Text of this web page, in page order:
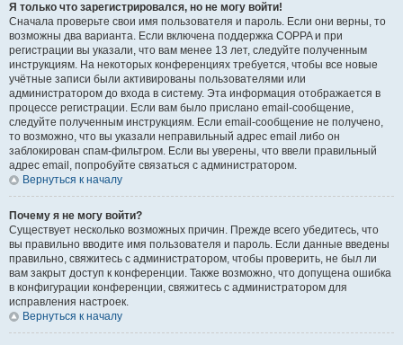
Я только что зарегистрировался, но не могу войти!
Сначала проверьте свои имя пользователя и пароль. Если они верны, то
возможны два варианта. Если включена поддержка COPPA и при
регистрации вы указали, что вам менее 13 лет, следуйте полученным
инструкциям. На некоторых конференциях требуется, чтобы все новые
учётные записи были активированы пользователями или
администратором до входа в систему. Эта информация отображается в
процессе регистрации. Если вам было прислано email-сообщение,
следуйте полученным инструкциям. Если email-сообщение не получено,
то возможно, что вы указали неправильный адрес email либо он
заблокирован спам-фильтром. Если вы уверены, что ввели правильный
адрес email, попробуйте связаться с администратором.
Вернуться к началу
Почему я не могу войти?
Существует несколько возможных причин. Прежде всего убедитесь, что
вы правильно вводите имя пользователя и пароль. Если данные введены
правильно, свяжитесь с администратором, чтобы проверить, не был ли
вам закрыт доступ к конференции. Также возможно, что допущена ошибка
в конфигурации конференции, свяжитесь с администратором для
исправления настроек.
Вернуться к началу